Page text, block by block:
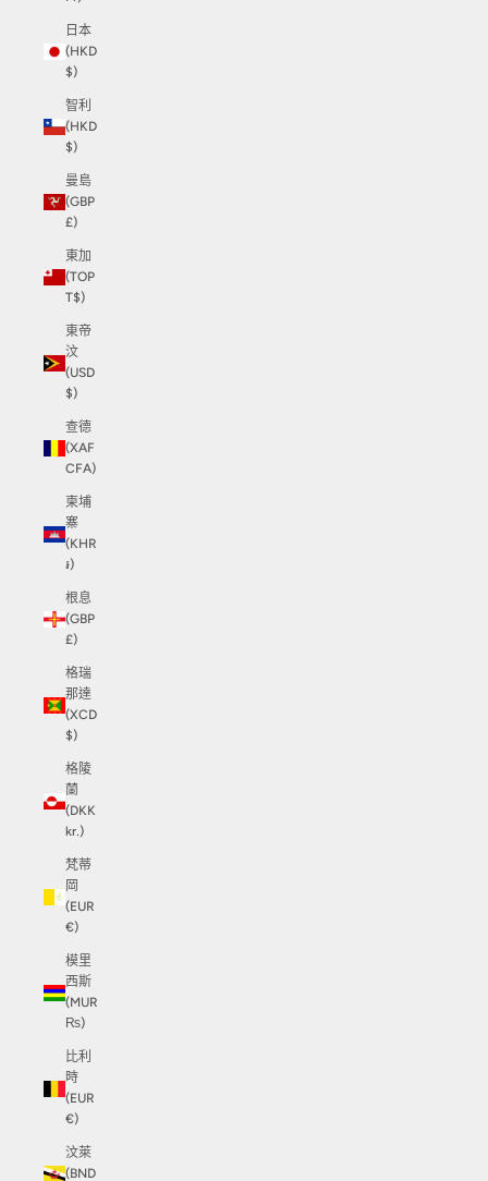
日本
(HKD
$)
智利
(HKD
$)
曼島
(GBP
£)
東加
(TOP
T$)
東帝
汶
(USD
$)
查德
(XAF
CFA)
柬埔
寨
(KHR
៛)
根息
(GBP
£)
格瑞
那達
(XCD
$)
格陵
蘭
(DKK
kr.)
梵蒂
岡
(EUR
€)
模里
西斯
(MUR
₨)
比利
時
(EUR
€)
汶萊
(BND